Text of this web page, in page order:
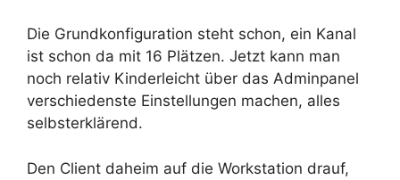
Die Grundkonfiguration steht schon, ein Kanal
ist schon da mit 16 Plätzen. Jetzt kann man
noch relativ Kinderleicht über das Adminpanel
verschiedenste Einstellungen machen, alles
selbsterklärend.
Den Client daheim auf die Workstation drauf,